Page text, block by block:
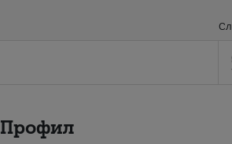
Профил